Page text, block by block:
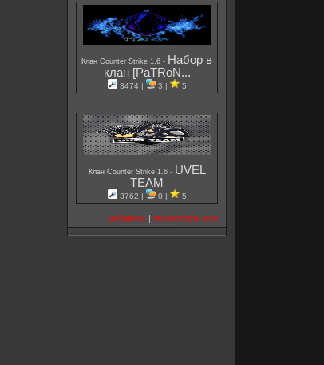
Клан Counter Strike 1.6 - Набор в
клан [PaTRoN...
3474 | 3 | 5
Клан Counter Strike 1.6 - UVEL
TEAM
3762 | 0 | 5
добавить | посмотреть все